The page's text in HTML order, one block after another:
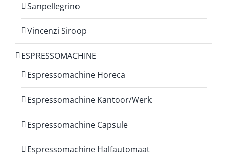
Sanpellegrino
Vincenzi Siroop
ESPRESSOMACHINE
Espressomachine Horeca
Espressomachine Kantoor/Werk
Espressomachine Capsule
Espressomachine Halfautomaat